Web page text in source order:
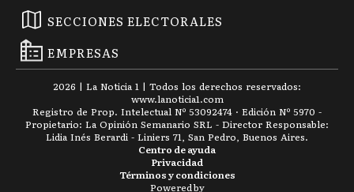
SECCIONES ELECTORALES
EMPRESAS
2026 | La Noticia 1 | Todos los derechos reservados:
www.lanoticia1.com
Registro de Prop. Intelectual Nº 53092474 · Edición Nº 5970 -
Propietario: La Opinión Semanario SRL - Director Responsable:
Lidia Inés Berardi - Liniers 71, San Pedro, Buenos Aires.
Términos y condiciones
Privacidad
Centro de ayuda
Powered by